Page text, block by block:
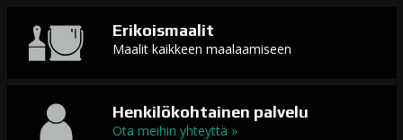
Erikoismaalit
Maalit kaikkeen maalaamiseen
Henkilökohtainen palvelu
Ota meihin yhteyttä »